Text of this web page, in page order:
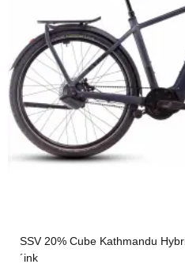
SSV 20% Cube Kathmandu
´ink